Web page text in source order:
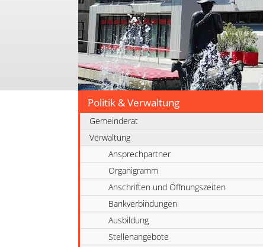
Politik & Verwaltung
Gemeinderat
Verwaltung
Ansprechpartner
Organigramm
Anschriften und Öffnungszeiten
Bankverbindungen
Ausbildung
Stellenangebote